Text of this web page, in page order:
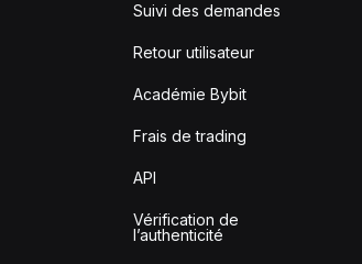
Suivi des demandes
Retour utilisateur
Académie Bybit
Frais de trading
API
Vérification de
l’authenticité